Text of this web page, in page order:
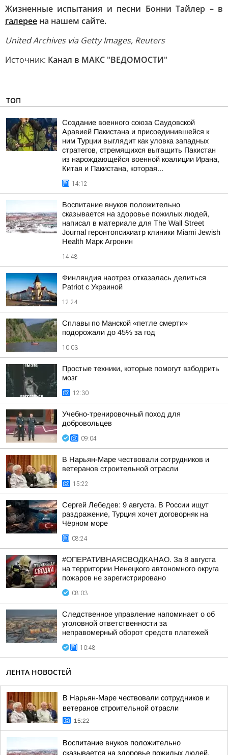
Жизненные испытания и песни Бонни Тайлер – в
галерее на нашем сайте.
United Archives via Getty Images, Reuters
Источник: Канал в МАКС "ВЕДОМОСТИ"
ТОП
Создание военного союза Саудовской
Аравией Пакистана и присоединившейся к
ним Турции выглядит как уловка западных
стратегов, стремящихся вытащить Пакистан
из нарождающейся военной коалиции Ирана,
Китая и Пакистана, которая...
14:12
Воспитание внуков положительно
сказывается на здоровье пожилых людей,
написал в материале для The Wall Street
Journal геронтопсихиатр клиники Miami Jewish
Health Марк Агронин
14:48
Финляндия наотрез отказалась делиться
Patriot с Украиной
12:24
Сплавы по Манской «петле смерти»
подорожали до 45% за год
10:03
Простые техники, которые помогут взбодрить
мозг
12:30
Учебно-тренировочный поход для
добровольцев
09:04
В Нарьян-Маре чествовали сотрудников и
ветеранов строительной отрасли
15:22
Сергей Лебедев: 9 августа. В России ищут
раздражение, Турция хочет договорняк на
Чёрном море
08:24
#ОПЕРАТИВНАЯСВОДКАНАО. За 8 августа
на территории Ненецкого автономного округа
пожаров не зарегистрировано
08:03
Следственное управление напоминает о об
уголовной ответственности за
неправомерный оборот средств платежей
10:48
ЛЕНТА НОВОСТЕЙ
В Нарьян-Маре чествовали сотрудников и
ветеранов строительной отрасли
15:22
Воспитание внуков положительно
сказывается на здоровье пожилых людей,